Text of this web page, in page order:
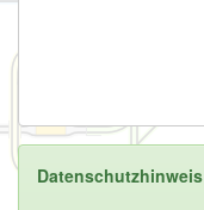
Datenschutzhinweis